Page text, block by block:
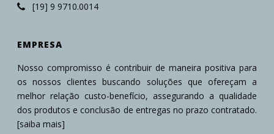
[19] 9 9710.0014
EMPRESA
Nosso compromisso é contribuir de maneira positiva para
os nossos clientes buscando soluções que ofereçam a
melhor relação custo-benefício, assegurando a qualidade
dos produtos e conclusão de entregas no prazo contratado.
[saiba mais]